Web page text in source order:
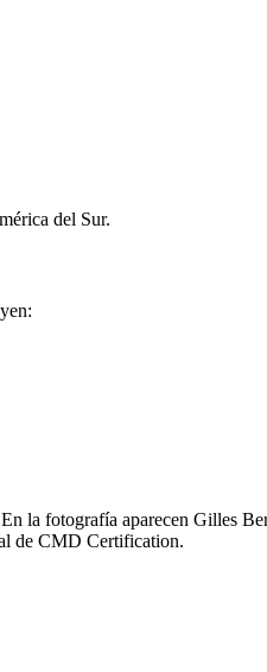
del Sur.
la fotografía aparecen Gilles
de CMD Certification.